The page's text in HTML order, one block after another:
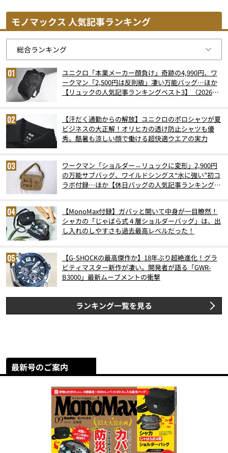
モノマックス 人気記事ランキング
ユニクロ「本業メーカー顔負け」奇跡の4,990円、ワ
ークマン「2,500円は反則級」凄い万能バッグ…ほか
【リュックの人気記事ランキングベスト3】（2026年
【汗だく通勤からの解放】ユニクロのポロシャツが夏
ビジネスの大正解！オリヒカの透け防止シャツも優
秀。酷暑も涼しい顔で働ける超快適ウエアの実力
ワークマン「ショルダー⇔リュックに変形」2,900円
の万能サブバッグ、ワイルドシングス“水に強い”初コ
ラボ付録…ほか【休日バッグの人気記事ランキングベ
【MonoMax付録】ガバッと開いて中身が一目瞭然！
シャカの「じゃばら式４層ショルダーバッグ」は、出
し入れのしやすさも過去最高レベルだった！
【G-SHOCKの最高傑作か】18年ぶり超絶進化！グラ
ビティマスター新作が凄い。開発者が語る「GWR-
B3000」最新ムーブメントの衝撃
ランキング一覧を見る
最新号のご案内